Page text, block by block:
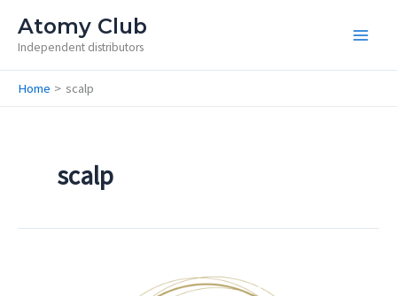
content
Atomy Club
Independent distributors
Home scalp
scalp